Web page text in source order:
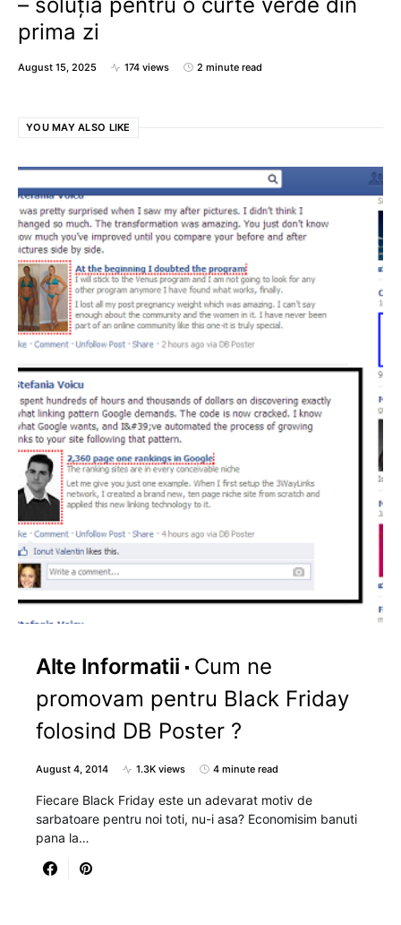
prima zi
August 15, 2025 174 views 2 minute read
YOU MAY ALSO LIKE
Alte Informatii
Cum ne
promovam pentru Black Friday
folosind DB Poster ?
August 4, 2014 1.3K views 4 minute read
Fiecare Black Friday este un adevarat motiv de
sarbatoare pentru noi toti, nu-i asa? Economisim banuti
pana la…